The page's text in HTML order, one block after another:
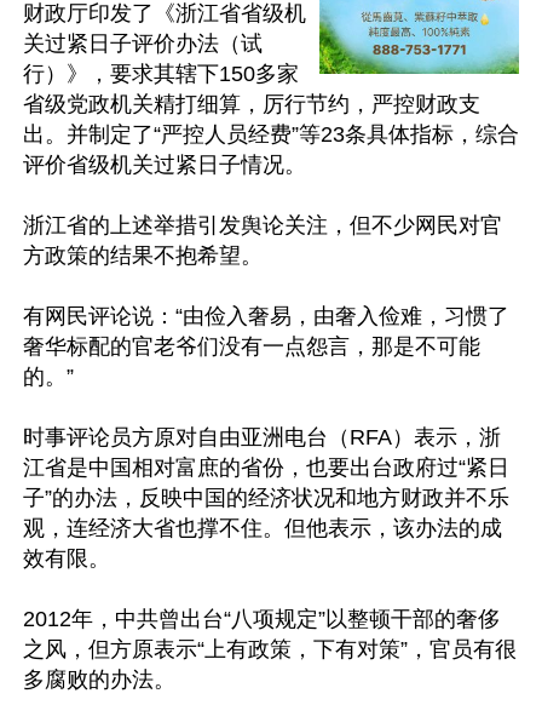
财政厅印发了《浙江省省级机
关过紧日子评价办法（试
行）》，要求其辖下150多家
省级党政机关精打细算，厉行节约，严控财政支
出。并制定了“严控人员经费”等23条具体指标，综合
评价省级机关过紧日子情况。
浙江省的上述举措引发舆论关注，但不少网民对官
方政策的结果不抱希望。
有网民评论说：“由俭入奢易，由奢入俭难，习惯了
奢华标配的官老爷们没有一点怨言，那是不可能
的。”
时事评论员方原对自由亚洲电台（RFA）表示，浙
江省是中国相对富庶的省份，也要出台政府过“紧日
子”的办法，反映中国的经济状况和地方财政并不乐
观，连经济大省也撑不住。但他表示，该办法的成
效有限。
2012年，中共曾出台“八项规定”以整顿干部的奢侈
之风，但方原表示“上有政策，下有对策”，官员有很
多腐败的办法。